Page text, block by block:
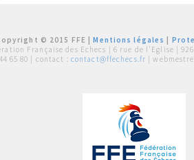
© 2015 FFE |Mentions légales
Française des Echecs | 6 rue de l'Eglise |
65 80 | contact : contact@ffechecs.fr |